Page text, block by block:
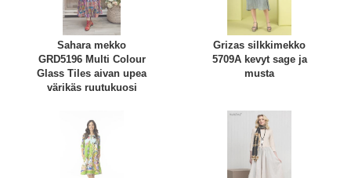
Sahara mekko
GRD5196 Multi Colour
Glass Tiles aivan upea
värikäs ruutukuosi
Grizas silkkimekko
5709A kevyt sage ja
musta